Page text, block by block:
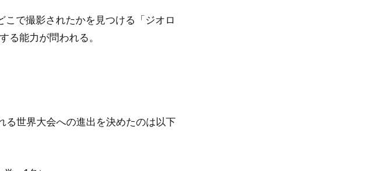
で撮影されたかを見つける「ジオロ
る能力が問われる。
る世界大会への進出を決めたのは以下